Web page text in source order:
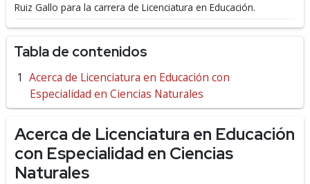
Ruiz Gallo para la carrera de Licenciatura en Educación.
Tabla de contenidos
Acerca de Licenciatura en Educación con
Especialidad en Ciencias Naturales
Acerca de Licenciatura en Educación
con Especialidad en Ciencias
Naturales